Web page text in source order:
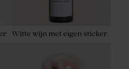
Witte wijn met eigen sticker